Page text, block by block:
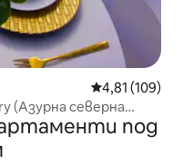
Средна
4,81 (109)
под